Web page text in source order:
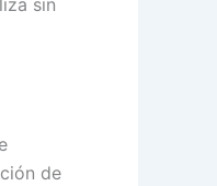
de